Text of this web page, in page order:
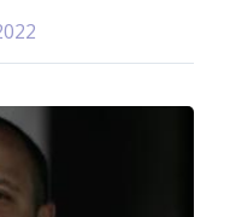
15:39